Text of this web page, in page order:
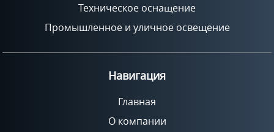
Техническое оснащение
Промышленное и уличное освещение
Навигация
Главная
О компании